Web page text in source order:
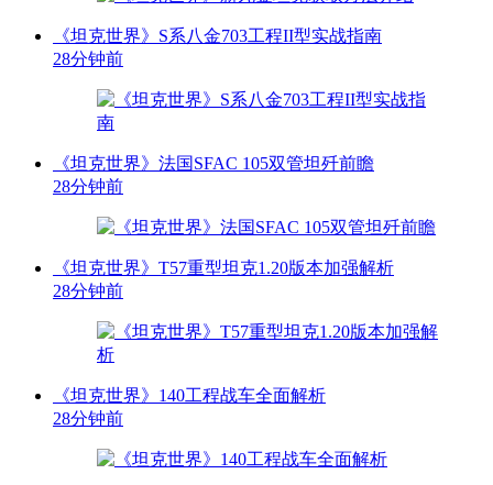
《坦克世界》S系八金703工程II型实战指南
28分钟前
《坦克世界》法国SFAC 105双管坦歼前瞻
28分钟前
《坦克世界》T57重型坦克1.20版本加强解析
28分钟前
《坦克世界》140工程战车全面解析
28分钟前